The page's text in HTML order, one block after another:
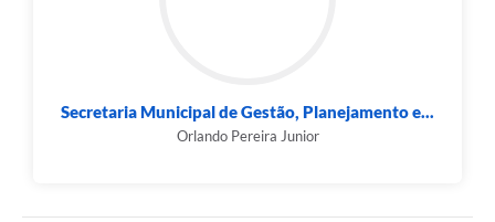
Secretaria Municipal de Gestão, Planejamento e...
Orlando Pereira Junior